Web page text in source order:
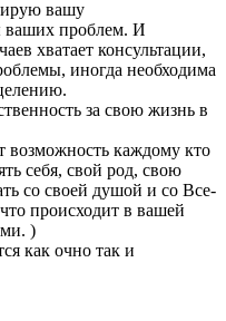
вашу
ваших проблем. И
хватает консультации,
иногда необходима
за свою жизнь в
возможность каждому кто
себя, свой род, свою
со своей душой и со Все-
происходит в вашей
)
как очно так и